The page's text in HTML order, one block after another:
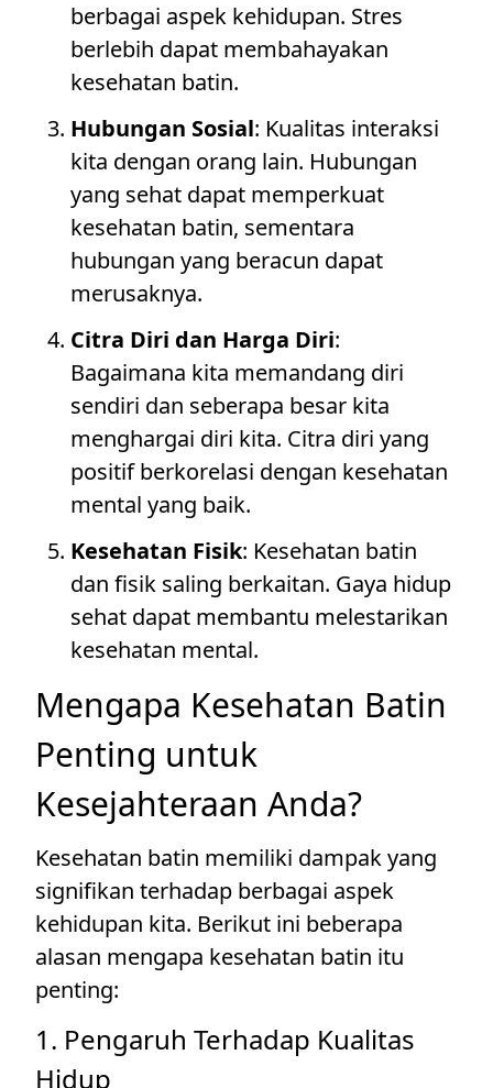
berbagai aspek kehidupan. Stres
berlebih dapat membahayakan
kesehatan batin.
Hubungan Sosial: Kualitas interaksi
kita dengan orang lain. Hubungan
yang sehat dapat memperkuat
kesehatan batin, sementara
hubungan yang beracun dapat
merusaknya.
Citra Diri dan Harga Diri:
Bagaimana kita memandang diri
sendiri dan seberapa besar kita
menghargai diri kita. Citra diri yang
positif berkorelasi dengan kesehatan
mental yang baik.
Kesehatan Fisik: Kesehatan batin
dan fisik saling berkaitan. Gaya hidup
sehat dapat membantu melestarikan
kesehatan mental.
Mengapa Kesehatan Batin
Penting untuk
Kesejahteraan Anda?
Kesehatan batin memiliki dampak yang
signifikan terhadap berbagai aspek
kehidupan kita. Berikut ini beberapa
alasan mengapa kesehatan batin itu
penting:
1. Pengaruh Terhadap Kualitas
Hidup